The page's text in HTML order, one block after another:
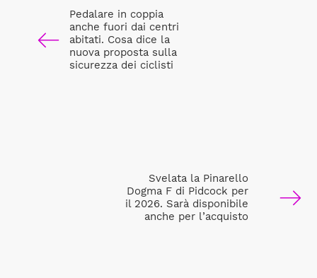
Pedalare in coppia
anche fuori dai centri
abitati. Cosa dice la
nuova proposta sulla
sicurezza dei ciclisti
Svelata la Pinarello
Dogma F di Pidcock per
il 2026. Sarà disponibile
anche per l’acquisto